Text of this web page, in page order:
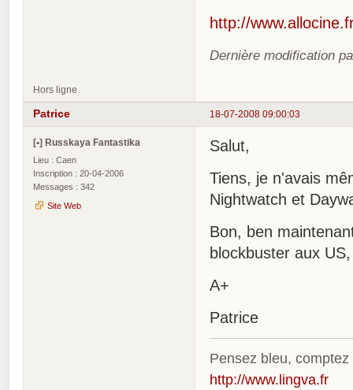
http://
Dernière modification
Hors ligne
18-07-2008 09:00:03
Patrice
[•] Russkaya Fantastika
Lieu : Caen
Inscription : 20-04-2006
Messages : 342
Site Web
Salut,
Tiens, je n'avais
Nightwatch et
Bon, ben
blockbuster aux
A+
Patrice
Pensez bleu, comptez
http://www.lingva.fr